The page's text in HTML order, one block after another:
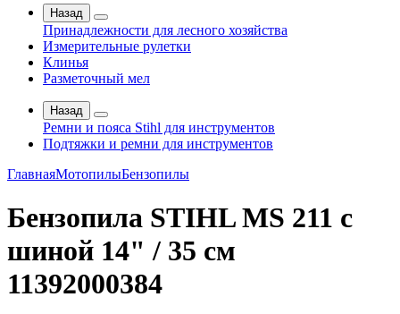
Назад
Принадлежности для лесного хозяйства
Измерительные рулетки
Клинья
Разметочный мел
Назад
Ремни и пояса Stihl для инструментов
Подтяжки и ремни для инструментов
ГлавнаяМотопилыБензопилы
Бензопила STIHL MS 211 с
шиной 14" / 35 см
11392000384